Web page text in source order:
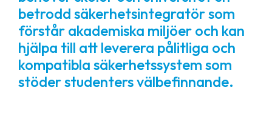
betrodd säkerhetsintegratör som
förstår akademiska miljöer och kan
hjälpa till att leverera pålitliga och
kompatibla säkerhetssystem som
stöder studenters välbefinnande.